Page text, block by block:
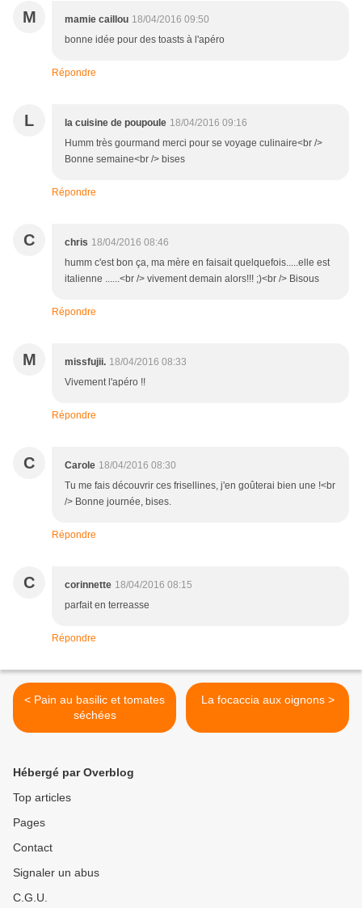
M mamie caillou 18/04/2016 09:50
bonne idée pour des toasts à l'apéro
Répondre
L la cuisine de poupoule 18/04/2016 09:16
Humm très gourmand merci pour se voyage culinaire<br />
Bonne semaine<br /> bises
Répondre
C chris 18/04/2016 08:46
humm c'est bon ça, ma mère en faisait quelquefois.....elle est
italienne ......<br /> vivement demain alors!!! ;)<br /> Bisous
Répondre
M missfujii. 18/04/2016 08:33
Vivement l'apéro !!
Répondre
C Carole 18/04/2016 08:30
Tu me fais découvrir ces frisellines, j'en goûterai bien une !<br
/> Bonne journée, bises.
Répondre
C corinnette 18/04/2016 08:15
parfait en terreasse
Répondre
< Pain au basilic et tomates
séchées
La focaccia aux oignons >
Hébergé par Overblog
Top articles
Pages
Contact
Signaler un abus
C.G.U.